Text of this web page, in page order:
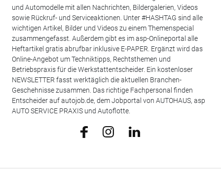
und Automodelle mit allen Nachrichten, Bildergalerien, Videos
sowie Rückruf- und Serviceaktionen. Unter #HASHTAG sind alle
wichtigen Artikel, Bilder und Videos zu einem Themenspecial
zusammengefasst. Außerdem gibt es im asp-Onlineportal alle
Heftartikel gratis abrufbar inklusive E-PAPER. Ergänzt wird das
Online-Angebot um Techniktipps, Rechtsthemen und
Betriebspraxis für die Werkstattentscheider. Ein kostenloser
NEWSLETTER fasst werktäglich die aktuellen Branchen-
Geschehnisse zusammen. Das richtige Fachpersonal finden
Entscheider auf autojob.de, dem Jobportal von AUTOHAUS, asp
AUTO SERVICE PRAXIS und Autoflotte.